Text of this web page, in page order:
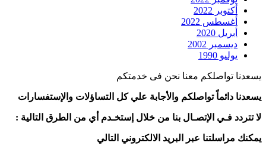
أكتوبر 2022
أغسطس 2022
أبريل 2020
ديسمبر 2002
يوليو 1990
يسعدنا تواصلكم معنا نحن فى خدمتكم
يسعدنا دائماً تواصلكم والأجابة علي كل التساؤلات والإستفسارات
لا تتردد فـي الإتصـال بنا من خلال إستخـدم أي من الطرق التالية :
يمكنك مراسلتنا عبر البريد الالكتروني التالي